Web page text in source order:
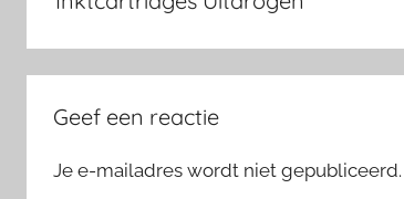
Geef een reactie
Je e-mailadres wordt niet gepubliceerd.